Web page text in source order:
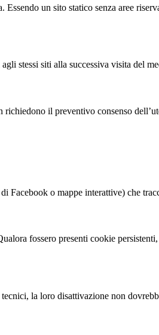
un sito statico senza aree
stessi siti alla successiva visita del
il preventivo consenso
o mappe interattive) che
fossero presenti cookie
la loro disattivazione non